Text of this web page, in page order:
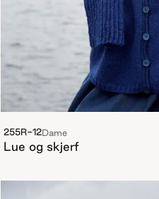
255R-12Dame
Lue og skjerf